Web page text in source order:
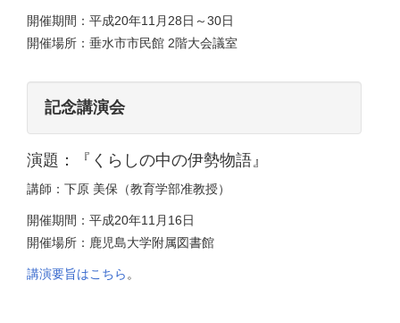
開催期間：平成20年11月28日～30日
開催場所：垂水市市民館 2階大会議室
記念講演会
演題：『くらしの中の伊勢物語』
講師：下原 美保（教育学部准教授）
開催期間：平成20年11月16日
開催場所：鹿児島大学附属図書館
講演要旨はこちら 。